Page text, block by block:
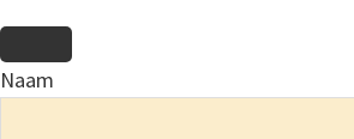
Naam